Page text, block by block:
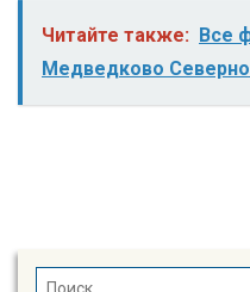
Читайте также:
Все
Медведково
Search